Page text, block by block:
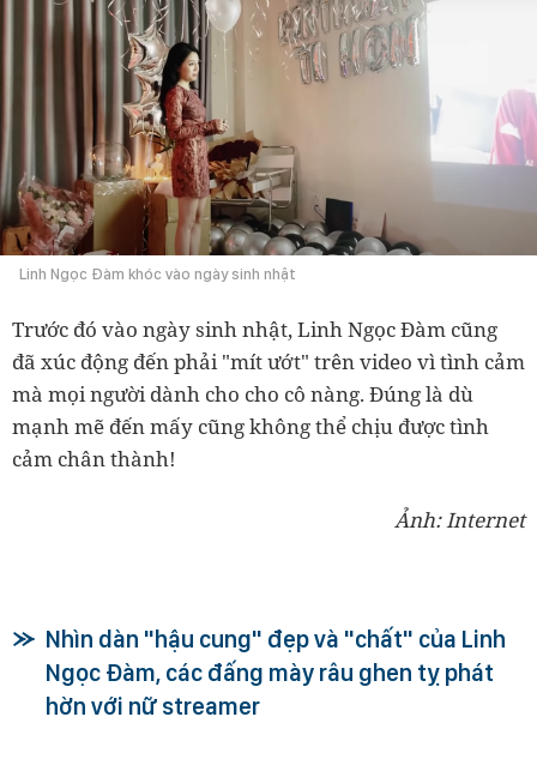
Linh Ngọc Đàm khóc vào ngày sinh nhật
Trước đó vào ngày sinh nhật, Linh Ngọc Đàm cũng
đã xúc động đến phải "mít ướt" trên video vì tình cảm
mà mọi người dành cho cho cô nàng. Đúng là dù
mạnh mẽ đến mấy cũng không thể chịu được tình
cảm chân thành!
Ảnh: Internet
Nhìn dàn "hậu cung" đẹp và "chất" của Linh
Ngọc Đàm, các đấng mày râu ghen tỵ phát
hờn với nữ streamer